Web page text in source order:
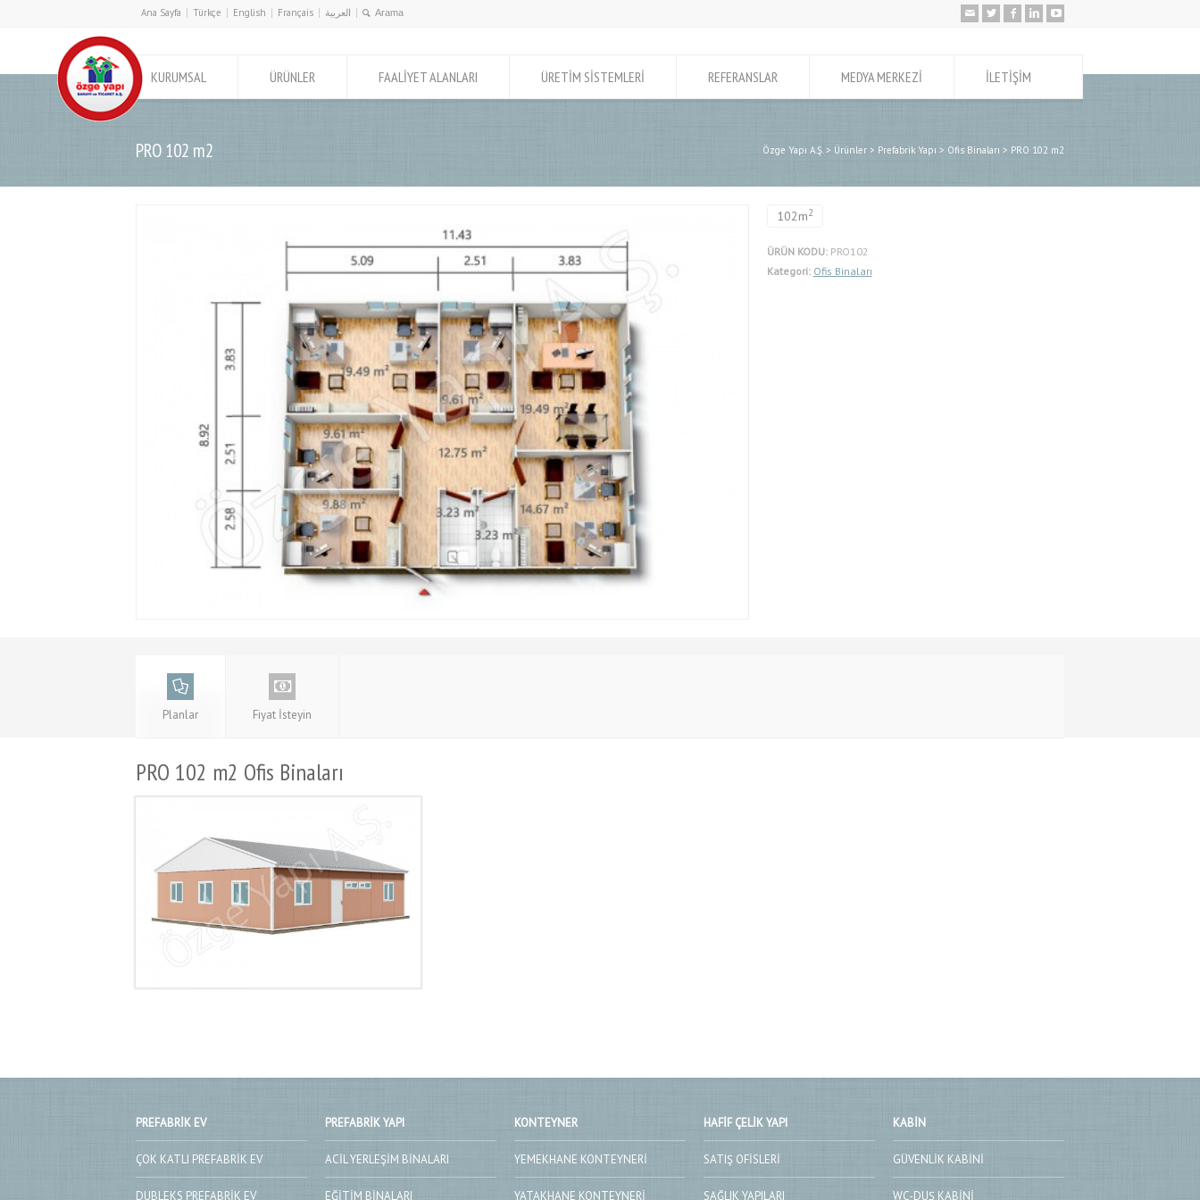
Ana Sayfa Türkçe English Français العربية
KURUMSAL ÜRÜNLER FAALİYET ALANLARI ÜRETİM SİSTEMLERİ REFERANSLAR MEDYA MERKEZİ İLETİŞİM
PRO 102 m2 Özge Yapı A.Ş.> Ürünler > Prefabrik Yapı > Ofis Binaları > PRO 102 m2
102m2
ÜRÜN KODU:PRO102
Kategori: Ofis Binaları
Planlar Fiyat İsteyin
PRO 102 m2 Ofis Binaları
PREFABRIK EV
ÇOK KATLI PREFABRIK EV
DUBLEKS PREFABRIK EV
PREFABRIK YAPI
ACIL YERLEŞIM BINALARI
EĞITIM BINALARI
KONTEYNER
YEMEKHANE KONTEYNERI
YATAKHANE KONTEYNERI
HAFIF ÇELIK YAPI
SATIŞ OFISLERI
SAĞLIK YAPILARI
KABIN
GÜVENLIK KABINI
WC-DUŞ KABINI